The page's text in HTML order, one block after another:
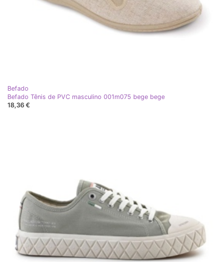
Befado
Befado Tênis de PVC masculino 001m075 bege bege
18,36 €